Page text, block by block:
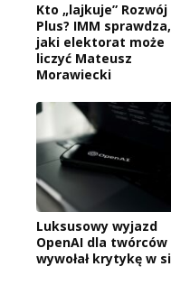
Kto „lajkuje” Rozwój
Plus? IMM
jaki elektorat może
liczyć Mateusz
Morawiecki
Luksusowy wyjazd
OpenAI dla twórców
wywołał krytykę w